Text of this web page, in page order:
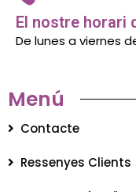
El nostre horari
De lunes a viernes
Menú
Contacte
Ressenyes Clients